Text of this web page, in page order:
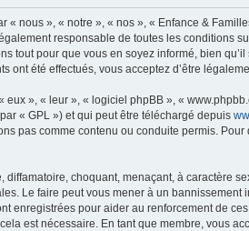
nous », « notre », « nos », « Enfance &
responsable de toutes les conditions
tout pour que vous en soyez informé, bien
ont été effectués, vous acceptez d’être
», « leur », « logiciel phpBB », «
« GPL ») et qui peut être téléchargé depuis
pas comme contenu ou conduite permis.
choquant, menaçant, à caractère
Le faire peut vous mener à un
enregistrées pour aider au renforcement de
est nécessaire. En tant que membre, vous